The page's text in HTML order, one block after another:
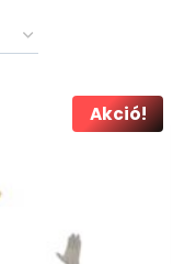
Akció!